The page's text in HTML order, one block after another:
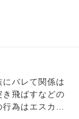
目惚れで好き
た(お会いした
来る、その方
と子作りを出
バレて関係は
飛ばすなどの
為はエスカレ